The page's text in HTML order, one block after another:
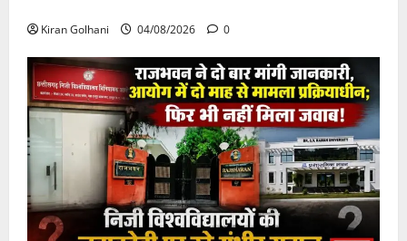
Kiran Golhani 04/08/2026 0